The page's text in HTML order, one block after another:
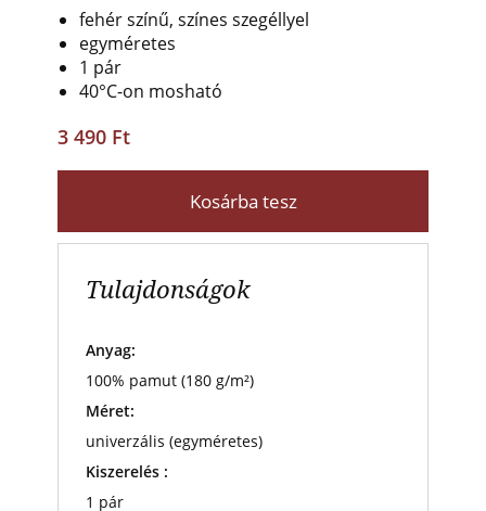
fehér színű, színes szegéllyel
egyméretes
1 pár
40°C-on mosható
3 490 Ft
Kosárba tesz
Tulajdonságok
Anyag:
100% pamut (180 g/m²)
Méret:
univerzális (egyméretes)
Kiszerelés :
1 pár